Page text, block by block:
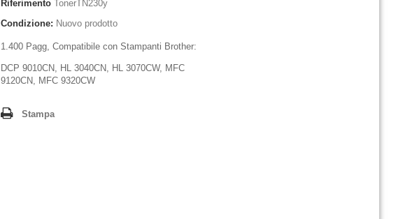
Riferimento TonerTN230y
Condizione: Nuovo prodotto
1.400 Pagg, Compatibile con Stampanti Brother:
DCP 9010CN, HL 3040CN, HL 3070CW, MFC
9120CN, MFC 9320CW
Stampa